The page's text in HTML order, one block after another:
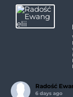
Radość
6 days ago